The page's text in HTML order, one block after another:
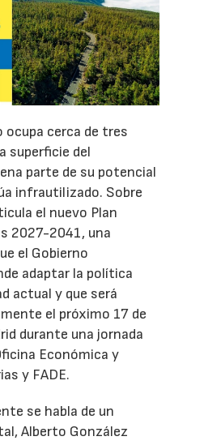
cerca de tres
superficie del
parte de su potencial
infrautilizado. Sobre
el nuevo Plan
2027-2041, una
el Gobierno
adaptar la política
actual y que será
el próximo 17 de
durante una jornada
Económica y
y FADE.
se habla de un
Alberto González